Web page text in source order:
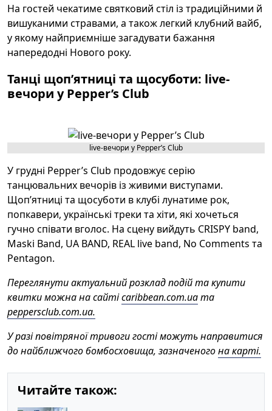
На гостей чекатиме святковий стіл із традиційними й
вишуканими стравами, а також легкий клубний вайб,
у якому найприємніше загадувати бажання
напередодні Нового року.
Танці щоп’ятниці та щосуботи: live-
вечори у Pepper’s Club
live-вечори у Pepper’s Club
У грудні Pepper’s Club продовжуєсерію
танцювальних вечорів із живими виступами.
Щоп’ятниці та щосуботи в клубі лунатиме рок,
попкавери, українські треки та хіти, які хочеться
гучно співати вголос. На сцену вийдуть CRISPY band,
Maski Band, UA BAND, REAL live band, No Comments та
Pentagon.
Переглянути актуальний розклад подій та купити
квитки можна на сайтіcaribbean.com.uaта
peppersclub.com.ua.
У разі повітряної тривоги гості можуть направитися
до найближчого бомбосховища, зазначеногона карті.
Читайте також: